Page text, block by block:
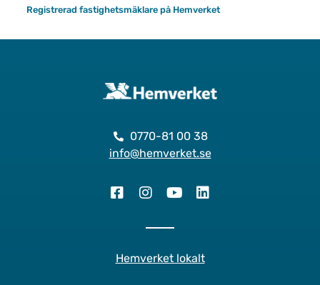
Registrerad fastighetsmäklare på Hemverket
0770-81 00 38
info@hemverket.se
Hemverket lokalt